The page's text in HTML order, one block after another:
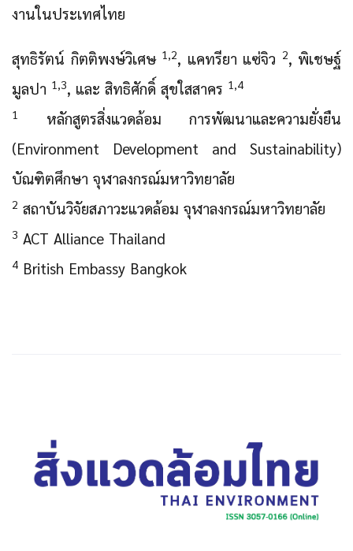
งานในประเทศไทย
สุทธิรัตน์ กิตติพงษ์วิเศษ 1,2, แคทรียา แซ่จิว 2, พิเชษฐ์
มูลปา 1,3, และ สิทธิศักดิ์ สุขใสสาคร 1,4
1
หลักสูตรสิ่งแวดล้อม การพัฒนาและความยั่งยืน
(Environment Development and Sustainability)
บัณฑิตศึกษา จุฬาลงกรณ์มหาวิทยาลัย
2 สถาบันวิจัยสภาวะแวดล้อม จุฬาลงกรณ์มหาวิทยาลัย
3 ACT Alliance Thailand
4 British Embassy Bangkok